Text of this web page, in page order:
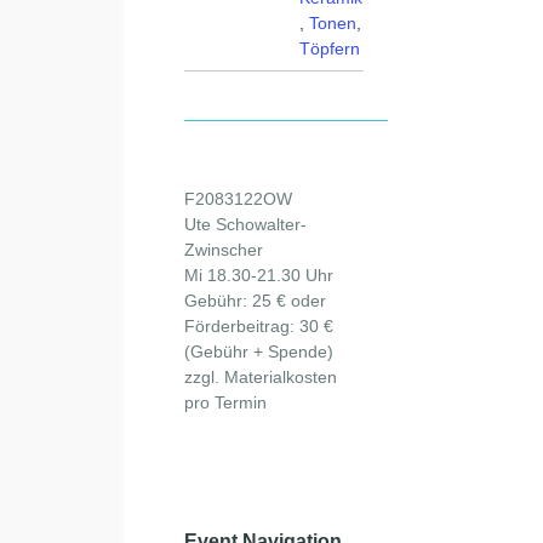
Tonen
Töpfern
F2083122OW
Ute Schowalter-
Zwinscher
Mi 18.30-21.30 Uhr
Gebühr: 25 € oder
Förderbeitrag: 30 €
(Gebühr + Spende)
zzgl. Materialkosten
pro Termin